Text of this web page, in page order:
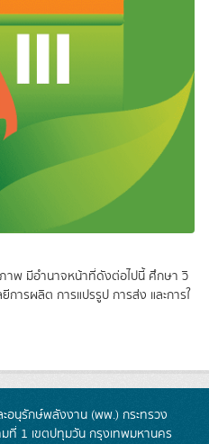
พ มีอํานาจหน้าที่ดังต่อไปนี้ ศึกษา วิ
การผลิต การแปรรูป การส่ง และการใ
นุรักษ์พลังงาน (พพ.) กระทรวง
ที่ 1 เขตปทุมวัน กรุงเทพมหานคร